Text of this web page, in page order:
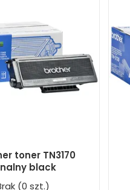
toner TN3170
black
(0 szt.)